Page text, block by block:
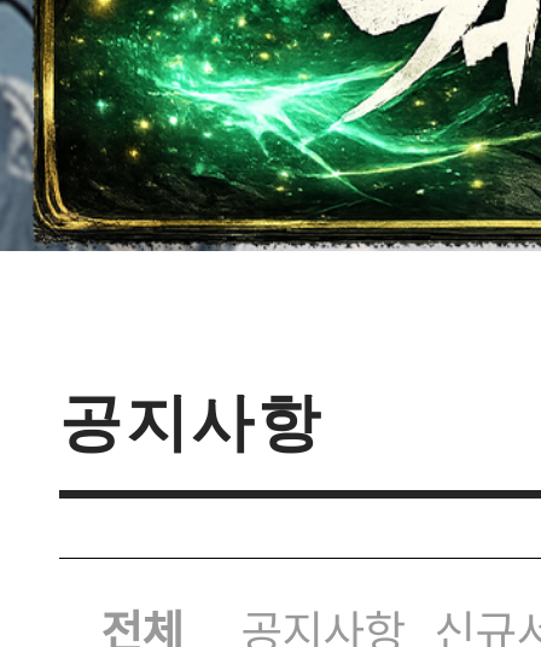
가이드 [게임
이벤트
[갤럭
이벤트
서버오픈
버 S109 오픈
공지사항
전체 공지사항 신규